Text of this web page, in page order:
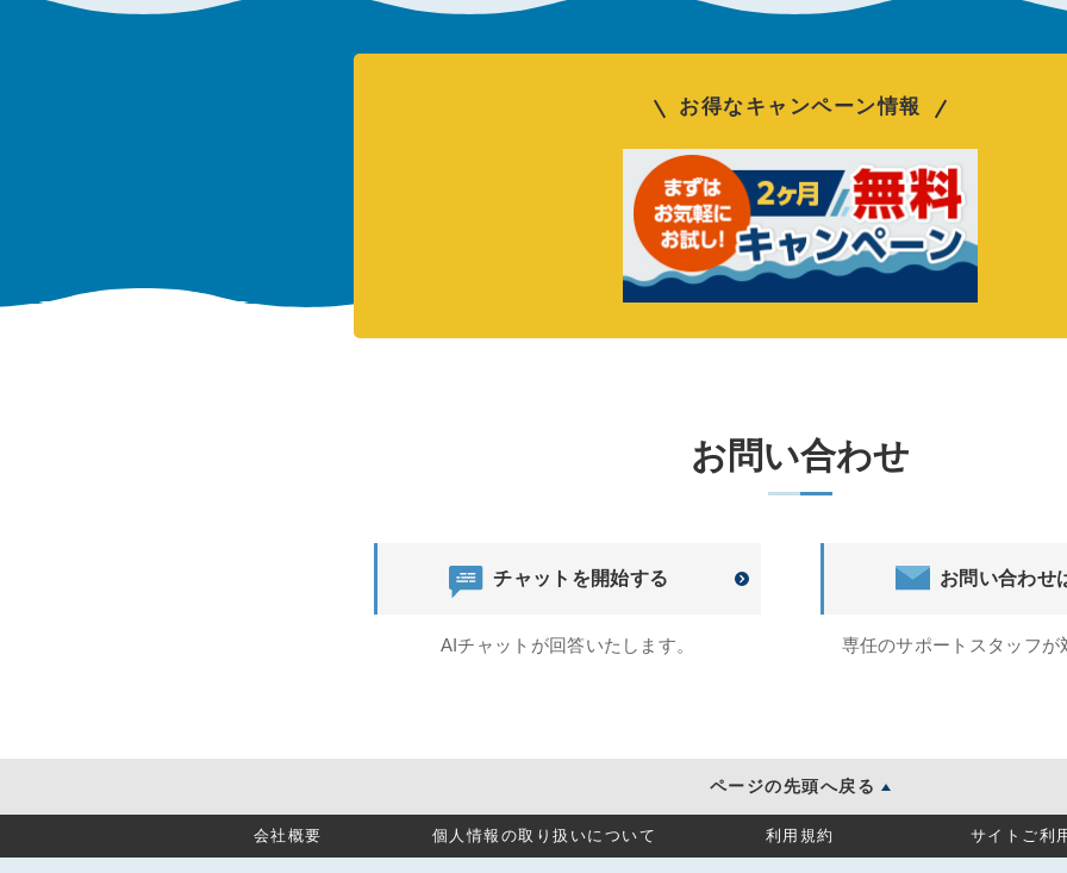
お得なキャンペーン情報
お問い合わせ
チャットを開始する
AIチャットが回答いたします。
お問い合わせ
専任のサポートスタッフが
ページの先頭へ戻る
会社概要 個人情報の取り扱いについて 利用規約 サイトご利